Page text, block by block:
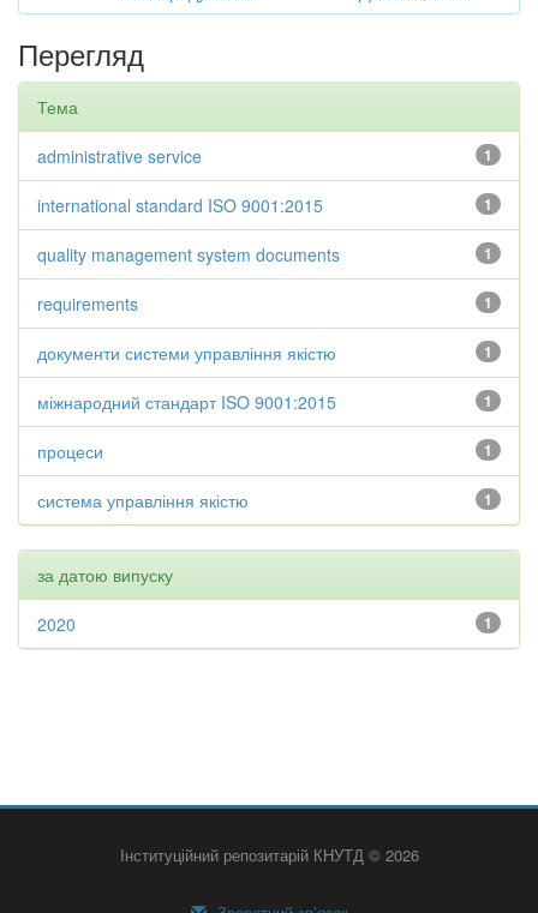
Перегляд
Тема
1
administrative service
1
international standard ISO 9001:2015
1
quality management system documents
1
requirements
1
документи системи управління якістю
1
міжнародний стандарт ISO 9001:2015
1
процеси
1
система управління якістю
за датою випуску
1
2020
Інституційний репозитарій КНУТД © 2026